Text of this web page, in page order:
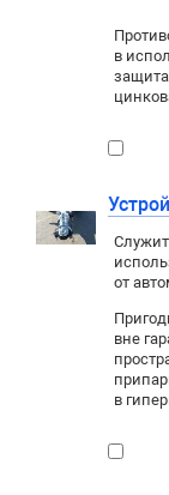
в
от
вне
в